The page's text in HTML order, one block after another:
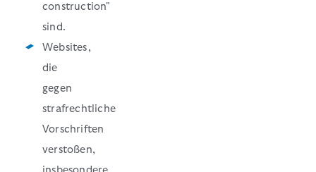
construction"
sind.
Websites,
die
gegen
strafrechtliche
Vorschriften
verstoßen,